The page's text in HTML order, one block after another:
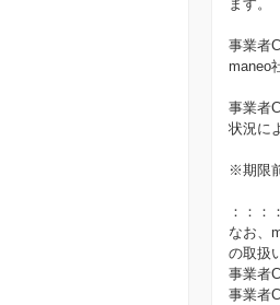
ます。
事業者
maneo
事業者
状況に
※期限
：：：
なお、
の取扱
事業者
事業者